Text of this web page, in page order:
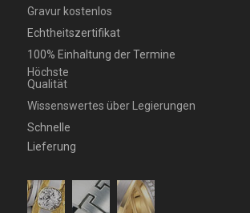
Gravur kostenlos
Echtheitszertifikat
100% Einhaltung der Termine
Höchste
Qualität
Wissenswertes über Legierungen
Schnelle
Lieferung